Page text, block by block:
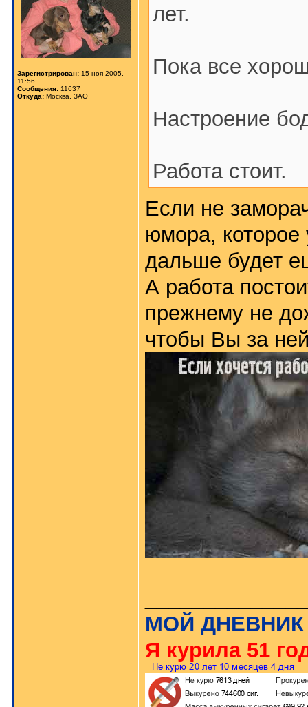
Зарегистрирован: 15 ноя 2005,
11:56
Сообщения: 11637
Откуда: Москва, ЗАО
лет.
Пока все
Настроение
Работа стоит.
Если не
юмора, которое
дальше будет
А работа
прежнему не
чтобы Вы за
МОЙ ДНЕВНИК
Я курила 51